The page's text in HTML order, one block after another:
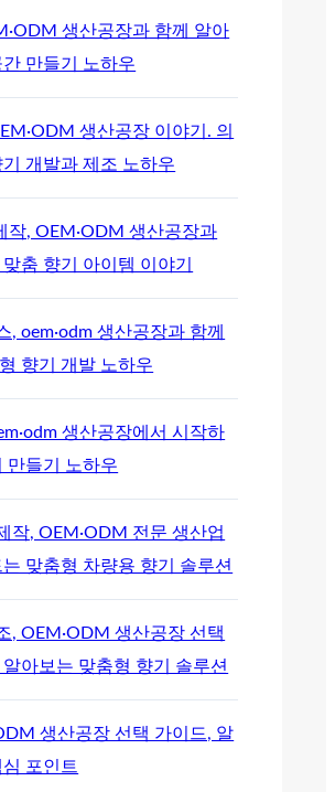
생산공장과 함께 알아
만들기 노하우
생산공장 이야기. 의
개발과 제조 노하우
작, OEM·ODM 생산공장과
춤 향기 아이템 이야기
, oem·odm 생산공장과 함께
향기 개발 노하우
생산공장에서 시작하
만들기 노하우
작, OEM·ODM 전문 생산업
맞춤형 차량용 향기 솔루션
, OEM·ODM 생산공장 선택
아보는 맞춤형 향기 솔루션
생산공장 선택 가이드, 알
포인트